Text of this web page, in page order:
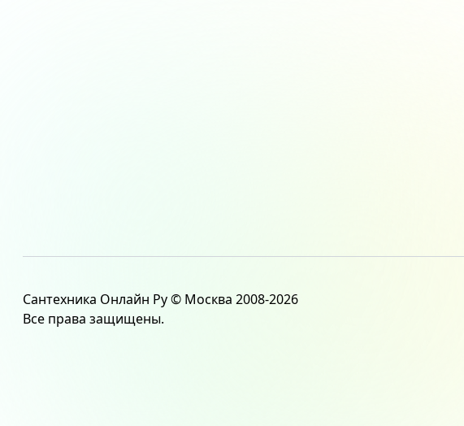
Сантехника Онлайн Ру © Москва 2008-2026
Все права защищены.